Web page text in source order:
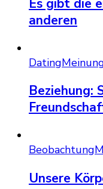
Es gibt die
anderen
Dating
Beziehung:
Beobachtung
Unsere